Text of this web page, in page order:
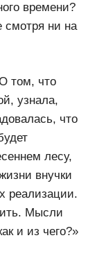
времени?
смотря ни на
том, что
узнала,
что
лесу,
внучки
реализации.
Мысли
и из чего?»